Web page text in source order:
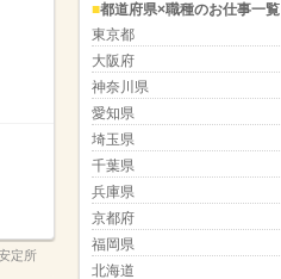
定所
都道府県×職種のお仕事一覧
東京都
大阪府
神奈川県
愛知県
埼玉県
千葉県
兵庫県
京都府
福岡県
北海道